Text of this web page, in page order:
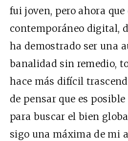
fui joven, pero ahora
contemporáneo digital,
ha demostrado ser una
banalidad sin remedio,
hace más difícil
de pensar que es
para buscar el bien
sigo una máxima de mi